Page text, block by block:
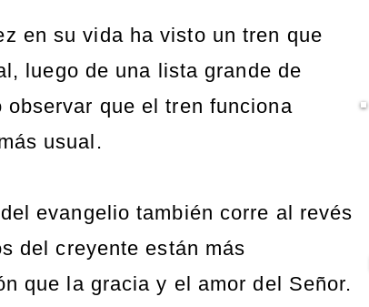
en su vida ha visto un tren que
luego de una lista grande de
que el tren funciona
usual.
evangelio también corre al revés
del creyente están más
que la gracia y el amor del Señor.